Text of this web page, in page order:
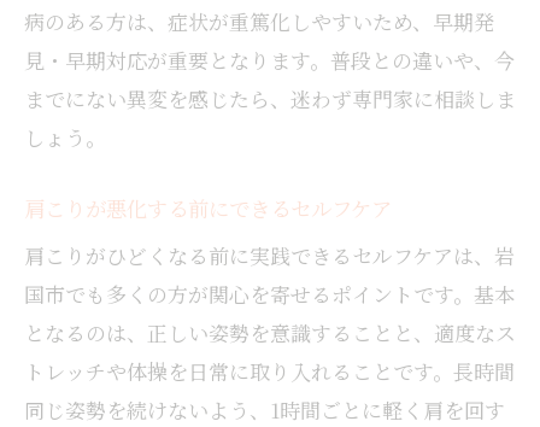
病のある方は、症状が重篤化しやすいため、早期発
見・早期対応が重要となります。普段との違いや、今
までにない異変を感じたら、迷わず専門家に相談しま
しょう。
肩こりが悪化する前にできるセルフケア
肩こりがひどくなる前に実践できるセルフケアは、岩
国市でも多くの方が関心を寄せるポイントです。基本
となるのは、正しい姿勢を意識することと、適度なス
トレッチや体操を日常に取り入れることです。長時間
同じ姿勢を続けないよう、1時間ごとに軽く肩を回す